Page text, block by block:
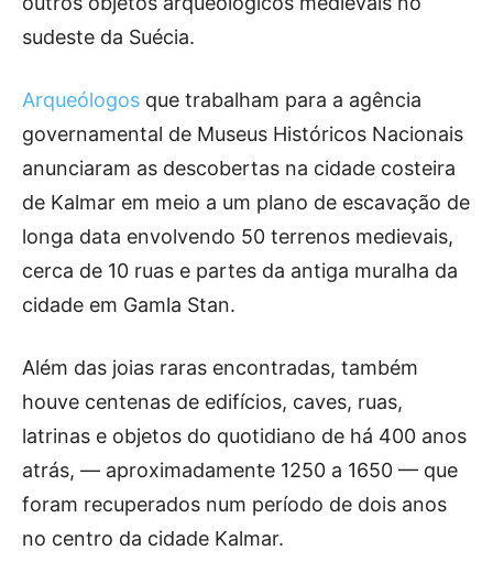
sudeste da Suécia.
Arqueólogos que trabalham para a agência
governamental de Museus Históricos Nacionais
anunciaram as descobertas na cidade costeira
de Kalmar em meio a um plano de escavação de
longa data envolvendo 50 terrenos medievais,
cerca de 10 ruas e partes da antiga muralha da
cidade em Gamla Stan.
Além das joias raras encontradas, também
houve centenas de edifícios, caves, ruas,
latrinas e objetos do quotidiano de há 400 anos
atrás, — aproximadamente 1250 a 1650 — que
foram recuperados num período de dois anos
no centro da cidade Kalmar.